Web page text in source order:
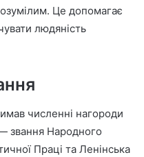
Це допомагає
людяність
численні нагороди
звання Народного
Праці та Ленінська